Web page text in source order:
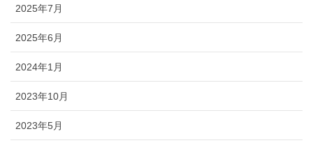
2025年7月
2025年6月
2024年1月
2023年10月
2023年5月